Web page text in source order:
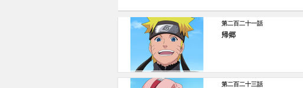
第二百二十一話
帰郷
第二百二十三話